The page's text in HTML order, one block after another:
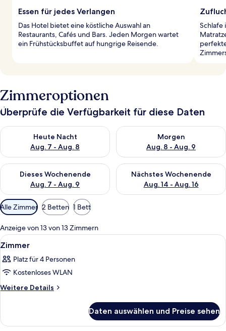
Essen für jedes Verlangen
Das Hotel bietet eine köstliche Auswahl an
Restaurants, Cafés und Bars. Jeden Morgen wartet
ein Frühstücksbuffet auf hungrige Reisende.
Schlafe
Zimmeroptionen
Überprüfe die Verfügbarkeit für diese Daten
Heute Nacht
Aug. 7 - Aug. 8
Überprüfe die Verfügbarkeit für heute Nacht, Aug. 7 - Aug. 8.
Morgen
Aug. 8 - Aug. 9
Überprüfe die Verfügbarkeit
Dieses Wochenende
Aug. 7 - Aug. 9
Überprüfe die Verfügbarkeit für dieses Wochenende, Aug. 7
Nächstes Wochenende
Aug. 14 - Aug. 16
Überprüfe die Verfügbarkeit
Verfügbare
Filter
für
Zimmer
Alle Zimmer 2 Betten 1 Bett
Anzeige von 13 von 13 Zimmern
Alle
Fotos
für
Zimmer
anzeigen
Ein Hotelzimmer mit einem großen
5
Zimmer
Platz für 4 Personen
Kostenloses WLAN
Weitere Details
Weitere
Daten auswählen und Preise sehen